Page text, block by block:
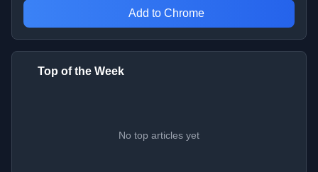
Add to Chrome
Top of the Week
No top articles yet